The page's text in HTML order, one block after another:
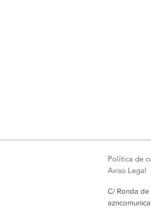
Política de
Aviso Legal
C/ Ronda de